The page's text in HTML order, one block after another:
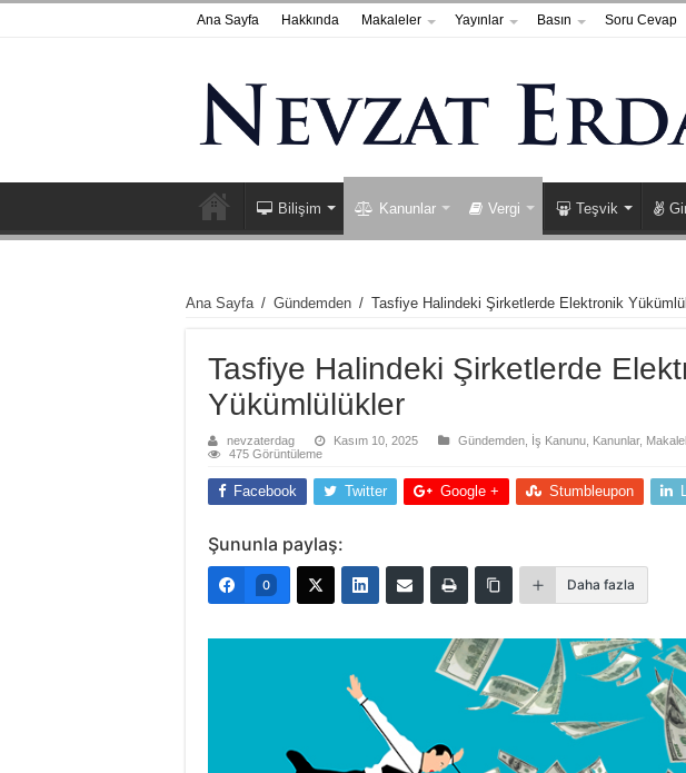
Ana Sayfa Hakkında Makaleler Yayınlar Basın Soru Cevap
Bilişim Kanunlar Vergi Teşvik
Ana Sayfa / Gündemden / Tasfiye Halindeki Şirketlerde Elektronik
Tasfiye Halindeki Şirketlerde
Yükümlülükler
nevzaterdag Kasım 10, 2025 Gündemden İş Kanunu Kanunlar,
475 Görüntüleme
Facebook Twitter Google + Stumbleupon
Şununla paylaş:
0 Daha fazla